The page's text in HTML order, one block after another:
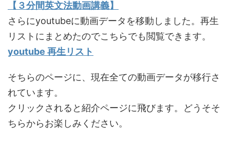
【３分間英文法動画講義】
さらにyoutubeに動画データを移動しました。再生
リストにまとめたのでこちらでも閲覧できます。
youtube 再生リスト
そちらのページに、現在全ての動画データが移行さ
れています。
クリックされると紹介ページに飛びます。どうそそ
ちらからお楽しみください。